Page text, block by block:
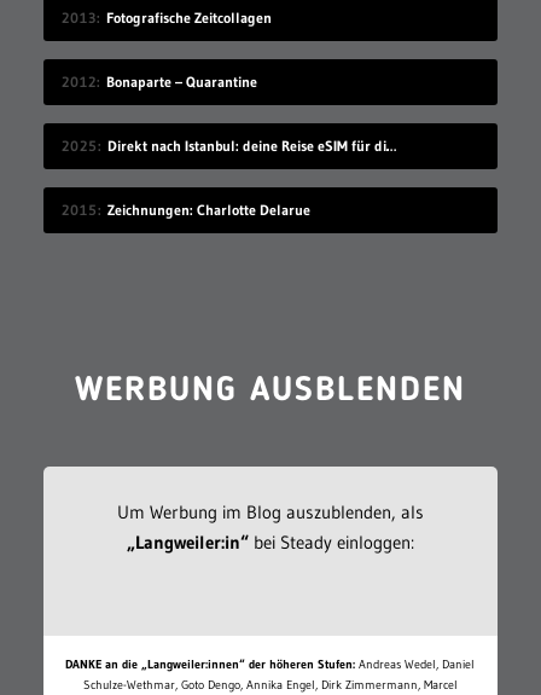
2013 Fotografische Zeitcollagen
2012 Bonaparte – Quarantine
2025 Direkt nach Istanbul: deine Reise eSIM für die Türkei
2015 Zeichnungen: Charlotte Delarue
WERBUNG AUSBLENDEN
Um Werbung im Blog auszublenden, als
„Langweiler:in“bei Steady einloggen:
DANKE an die „Langweiler:innen“ der höheren Stufen: Andreas Wedel, Daniel
Schulze-Wethmar, Goto Dengo, Annika Engel, Dirk Zimmermann, Marcel